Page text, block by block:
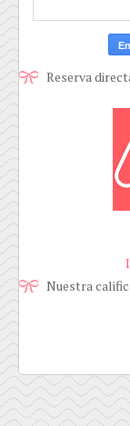
Reserva
Nuestra